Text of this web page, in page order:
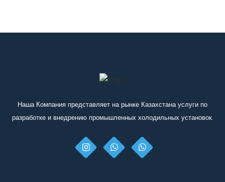
Наша Компания представляет на рынке Казахстана услуги по
разработке и внедрению промышленных холодильных установок.